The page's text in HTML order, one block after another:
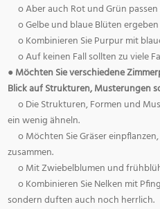
o Aber auch Rot und Grün
o Gelbe und blaue Blüten
o Kombinieren Sie Purpur mit
o Auf keinen Fall sollten zu viele
● Möchten Sie verschiedene
Blick auf Strukturen, Musterungen
o Die Strukturen, Formen und
ein wenig ähneln.
o Möchten Sie Gräser
zusammen.
o Mit Zwiebelblumen und
o Kombinieren Sie Nelken mit
sondern duften auch noch herrlich.